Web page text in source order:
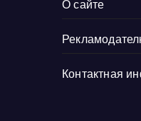
О сайте
Контактная